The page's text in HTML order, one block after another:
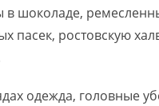
в шоколаде,
пасек, ростовскую
одежда, головные